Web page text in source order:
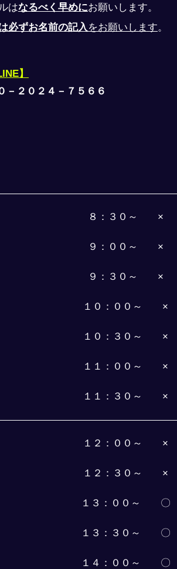
はなるべく早めにお願いします。
必ずお名前の記入をお願いします。
】
－２０２４－７５６６
８：３０～　　×
９：００～　　×
９：３０～　　×
１０：００～　　×
１０：３０～　　×
１１：００～　　×
１１：３０～　　×
１２：００～　　×
１２：３０～　　×
１３：００～　　〇
１３：３０～　　〇
１４：００～　　〇